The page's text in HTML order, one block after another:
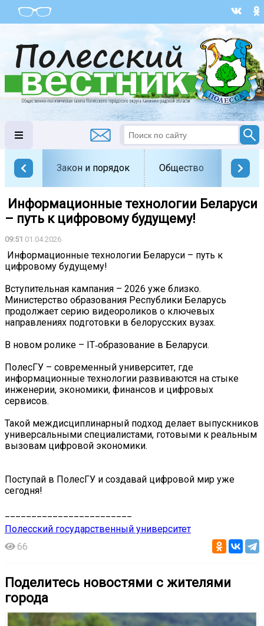
Закон и порядок Общество
️ Информационные технологии Беларуси
– путь к цифровому будущему!
09:51 01.04.2026
️ Информационные технологии Беларуси – путь к
цифровому будущему!
Вступительная кампания – 2026 уже близко.
Министерство образования Республики Беларусь
продолжает серию видеороликов о ключевых
направлениях подготовки в белорусских вузах.
В новом ролике – IT‑образование в Беларуси.
ПолесГУ – современный университет, где
информационные технологии развиваются на стыке
инженерии, экономики, финансов и цифровых
сервисов.
Такой междисциплинарный подход делает выпускников
универсальными специалистами, готовыми к реальным
вызовам цифровой экономики.
Поступай в ПолесГУ и создавай цифровой мир уже
сегодня!
Полесский государственный университет
66
Поделитесь новостями с жителями
города